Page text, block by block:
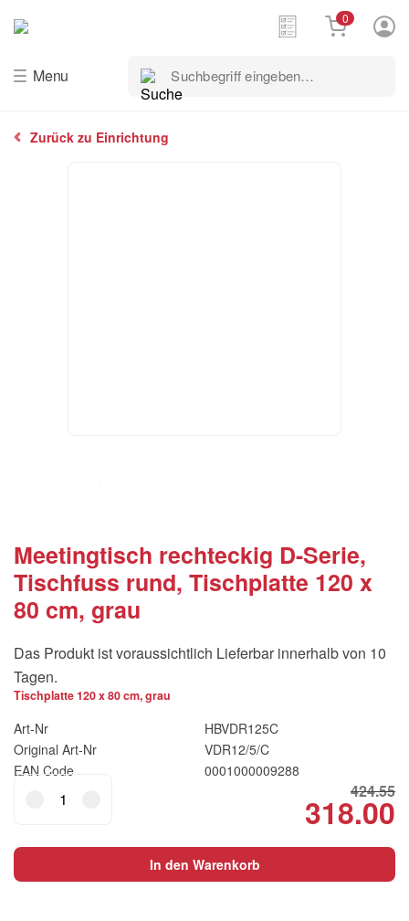
Menu
Suchbegriff
eingeben…
0
Zurück zu Einrichtung
Meetingtisch rechteckig D-Serie,
Tischfuss rund, Tischplatte 120 x
80 cm, grau
Das Produkt ist voraussichtlich Lieferbar innerhalb von 10
Tagen.
Tischplatte 120 x 80 cm, grau
Art-Nr
HBVDR125C
Original Art-Nr
VDR12/5/C
EAN Code
0001000009288
424.55
Original
price
was:
CHF424.55.
318.00
is:
rechteckig
Serie,
Tischfuss
In den Warenkorb